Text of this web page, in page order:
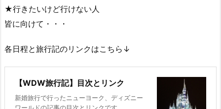
★行きたいけど行けない人
皆に向けて・・・
各日程と旅行記のリンクはこちら↓
【WDW旅行記】目次とリンク
新婚旅行で行ったニューヨーク、ディズニー